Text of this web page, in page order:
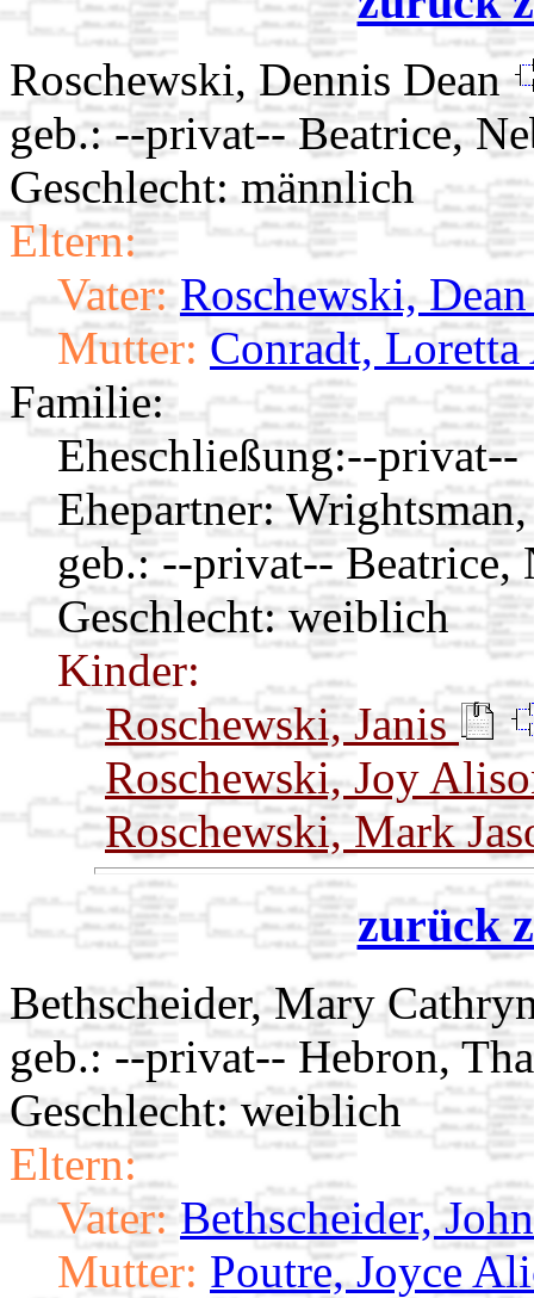
Roschewski, Dennis Dean
geb.: --privat-- Beatrice,
Geschlecht: männlich
Eltern:
Vater: Roschewski,
Mutter: Conradt, Loretta
Familie:
Eheschließung:--privat--
Ehepartner:
geb.: --privat-- Beatrice,
Geschlecht: weiblich
Kinder:
Roschewski, Janis
Roschewski, Joy
Roschewski, Mark
zurück
Bethscheider, Mary
geb.: --privat-- Hebron,
Geschlecht: weiblich
Eltern:
Vater: Bethscheider,
Mutter: Poutre, Joyce